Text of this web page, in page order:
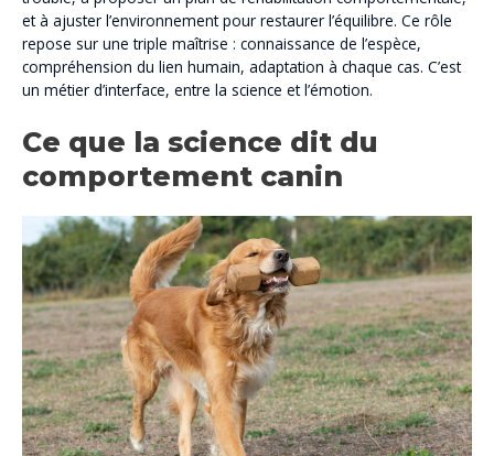
et à ajuster l’environnement pour restaurer l’équilibre. Ce rôle
repose sur une triple maîtrise : connaissance de l’espèce,
compréhension du lien humain, adaptation à chaque cas. C’est
un métier d’interface, entre la science et l’émotion.
Ce que la science dit du
comportement canin